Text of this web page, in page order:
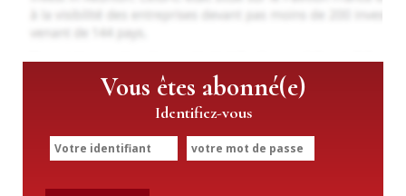
Vous êtes abonné(e)
Identifiez-vous